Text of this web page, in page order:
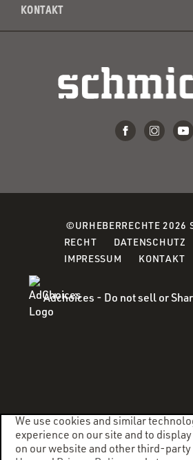
KONTAKT
©URHEBERRECHTE 2026
RECHT(OPENS
IN
NEW
DATENSCHUTZ
IMPRESSUM KONTAKT
Adchoices - Do not sell or
We use cookies and similar
experience on our site and to
on our website and other third-